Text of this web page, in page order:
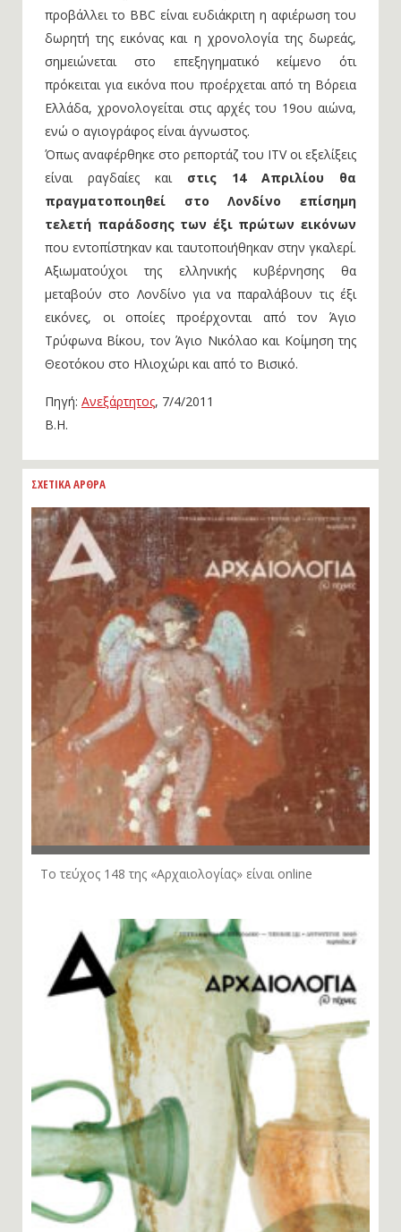
προβάλλει το BBC είναι ευδιάκριτη η αφιέρωση του
δωρητή της εικόνας και η χρονολογία της δωρεάς,
σημειώνεται στο επεξηγηματικό κείμενο ότι
πρόκειται για εικόνα που προέρχεται από τη Βόρεια
Ελλάδα, χρονολογείται στις αρχές του 19ου αιώνα,
ενώ ο αγιογράφος είναι άγνωστος.
Όπως αναφέρθηκε στο ρεπορτάζ του ITV οι εξελίξεις
είναι ραγδαίες και στις 14 Απριλίου θα
πραγματοποιηθεί στο Λονδίνο επίσημη
τελετή παράδοσης των έξι πρώτων εικόνων
που εντοπίστηκαν και ταυτοποιήθηκαν στην γκαλερί.
Αξιωματούχοι της ελληνικής κυβέρνησης θα
μεταβούν στο Λονδίνο για να παραλάβουν τις έξι
εικόνες, οι οποίες προέρχονται από τον Άγιο
Τρύφωνα Βίκου, τον Άγιο Νικόλαο και Κοίμηση της
Θεοτόκου στο Ηλιοχώρι και από το Βισικό.
Πηγή: Ανεξάρτητος, 7/4/2011
Β.Η.
ΣΧΕΤΙΚΑ ΑΡΘΡΑ
Το τεύχος 148 της «Αρχαιολογίας» είναι online